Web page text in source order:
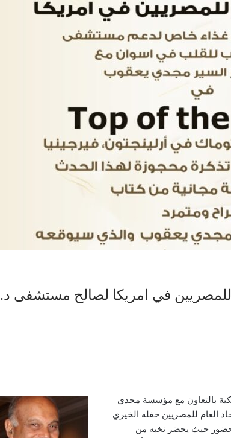
للمصريين في امريكا لصالح مستشفى د.
بالتعاون مع مؤسسة مجدي
الموافق ٦ اكتوبر ٢٠٢٤ ينظم الاتحاد العام للمصريين حفله الخيري
حيث يحضر نخبه من